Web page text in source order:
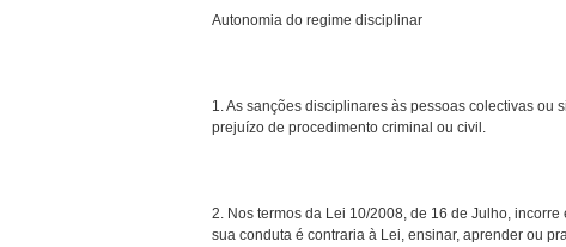
Autonomia do regime disciplinar
1. As sanções disciplinares às pessoas colectivas
prejuízo de procedimento criminal ou civil.
2. Nos termos da Lei 10/2008, de 16 de Julho,
sua conduta é contraria à Lei, ensinar, aprender ou